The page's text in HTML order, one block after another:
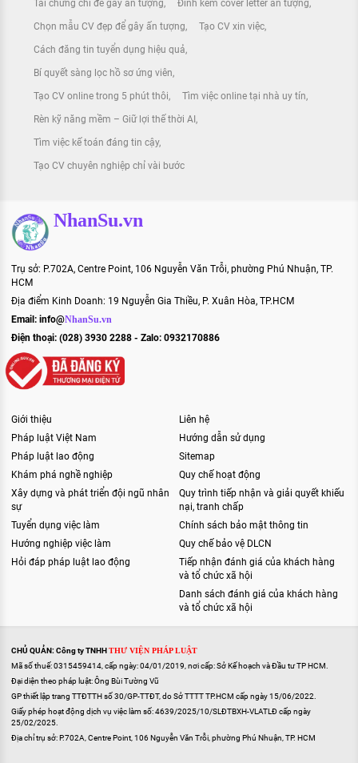
Tải chứng chỉ để gây ấn tượng Đính kèm cover letter ấn tượng
Chọn mẫu CV đẹp để gây ấn tượng Tạo CV xin việc
Cách đăng tin tuyển dụng hiệu quả
Bí quyết sàng lọc hồ sơ ứng viên
Tạo CV online trong 5 phút thôi Tìm việc online tại nhà uy tín
Rèn kỹ năng mềm – Giữ lợi thế thời AI
Tìm việc kế toán đáng tin cậy
Tạo CV chuyên nghiệp chỉ vài bước
NhanSu.vn
Trụ sở: P.702A, Centre Point, 106 Nguyễn Văn Trỗi, phường Phú Nhuận, TP.
HCM
Địa điểm Kinh Doanh: 19 Nguyễn Gia Thiều, P. Xuân Hòa, TP.HCM
Email: info@NhanSu.vn
Điện thoại: (028) 3930 2288 - Zalo: 0932170886
Giới thiệu
Pháp luật Việt Nam
Pháp luật lao động
Khám phá nghề nghiệp
Xây dựng và phát triển đội ngũ nhân
sự
Tuyển dụng việc làm
Hướng nghiệp việc làm
Hỏi đáp pháp luật lao động
Liên hệ
Hướng dẫn sử dụng
Sitemap
Quy chế hoạt động
Quy trình tiếp nhận và giải quyết khiếu
nại, tranh chấp
Chính sách bảo mật thông tin
Quy chế bảo vệ DLCN
Tiếp nhận đánh giá của khách hàng
và tổ chức xã hội
Danh sách đánh giá của khách hàng
và tổ chức xã hội
CHỦ QUẢN: Công ty TNHHTHƯ VIỆN PHÁP LUẬT
Mã số thuế: 0315459414, cấp ngày: 04/01/2019, nơi cấp: Sở Kế hoạch và Đầu tư TP HCM.
Đại diện theo pháp luật: Ông Bùi Tường Vũ
GP thiết lập trang TTĐTTH số 30/GP-TTĐT, do Sở TTTT TP.HCM cấp ngày 15/06/2022.
Giấy phép hoạt động dịch vụ việc làm số: 4639/2025/10/SLĐTBXH-VLATLĐ cấp ngày
25/02/2025.
Địa chỉ trụ sở: P.702A, Centre Point, 106 Nguyễn Văn Trỗi, phường Phú Nhuận, TP. HCM